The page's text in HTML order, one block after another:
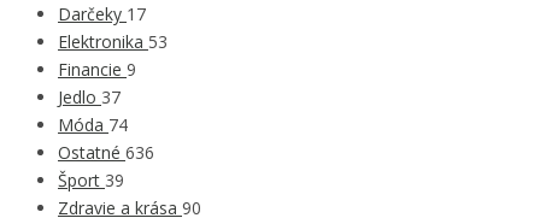
Darčeky 17
Elektronika 53
Financie 9
Jedlo 37
Móda 74
Ostatné 636
Šport 39
Zdravie a krása 90